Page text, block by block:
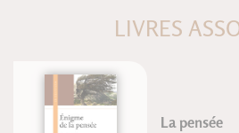
LIVRES
La pensée